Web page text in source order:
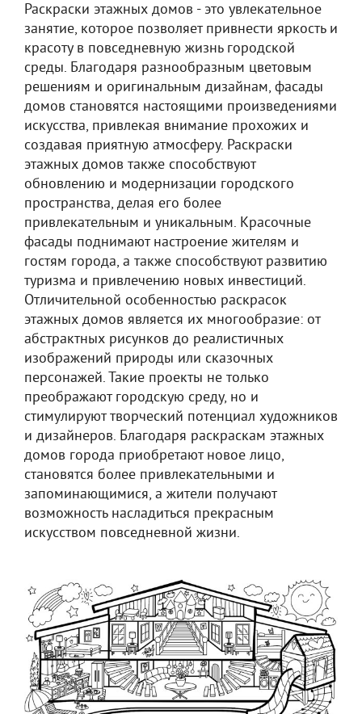
Раскраски этажных домов - это увлекательное
занятие, которое позволяет привнести яркость и
красоту в повседневную жизнь городской
среды. Благодаря разнообразным цветовым
решениям и оригинальным дизайнам, фасады
домов становятся настоящими произведениями
искусства, привлекая внимание прохожих и
создавая приятную атмосферу. Раскраски
этажных домов также способствуют
обновлению и модернизации городского
пространства, делая его более
привлекательным и уникальным. Красочные
фасады поднимают настроение жителям и
гостям города, а также способствуют развитию
туризма и привлечению новых инвестиций.
Отличительной особенностью раскрасок
этажных домов является их многообразие: от
абстрактных рисунков до реалистичных
изображений природы или сказочных
персонажей. Такие проекты не только
преображают городскую среду, но и
стимулируют творческий потенциал художников
и дизайнеров. Благодаря раскраскам этажных
домов города приобретают новое лицо,
становятся более привлекательными и
запоминающимися, а жители получают
возможность насладиться прекрасным
искусством повседневной жизни.